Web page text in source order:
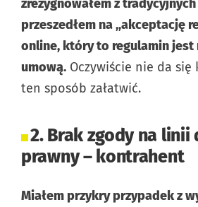
zrezygnowałem z
przeszedłem na „akceptację
online, który to regulamin jest
umową. Oczywiście nie da się
ten sposób załatwić.
2. Brak zgody na linii
prawny – kontrahent
Miałem przykry przypadek z